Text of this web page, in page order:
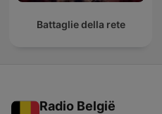
Battaglie della rete
Radio België